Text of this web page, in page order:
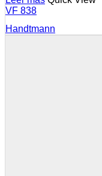
VF 838
Handtmann